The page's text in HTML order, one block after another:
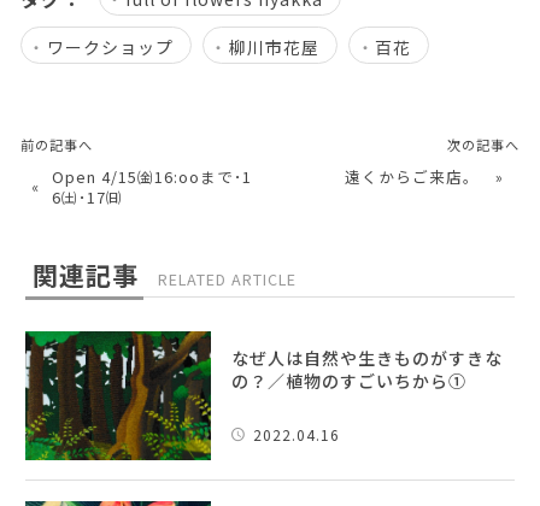
ワークショップ
柳川市花屋 百花
前の記事へ
« Open 4/15㈮16:ooまで･1
6㈯･17㈰
次の記事へ
遠くからご来店。 »
関連記事 RELATED ARTICLE
なぜ人は自然や生きものがすきな
の？／植物のすごいちから①
2022.04.16